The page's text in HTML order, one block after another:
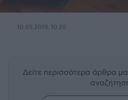
10.05.2019, 10:20
Δείτε περισσότερα άρθρα